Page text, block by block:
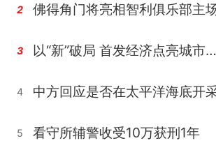
2 佛得角门将亮相智利俱乐部主
3 以“新”破局 首发经济点亮城市消费活力
4
5 看守所辅警收受10万获刑1年